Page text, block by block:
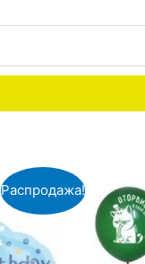
Распродажа!